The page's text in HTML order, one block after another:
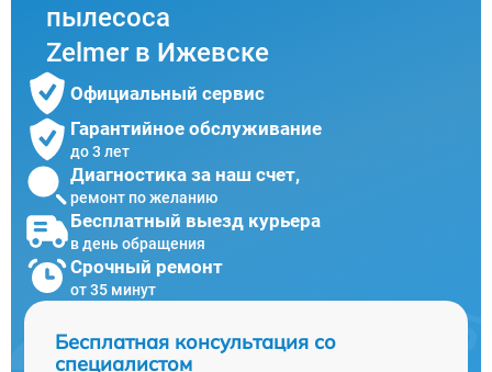
пылесоса
Zelmer в Ижевске
Официальный сервис
Гарантийное обслуживание
до 3 лет
Диагностика за наш счет,
ремонт по желанию
Бесплатный выезд курьера
в день обращения
Срочный ремонт
от 35 минут
Бесплатная консультация со
специалистом